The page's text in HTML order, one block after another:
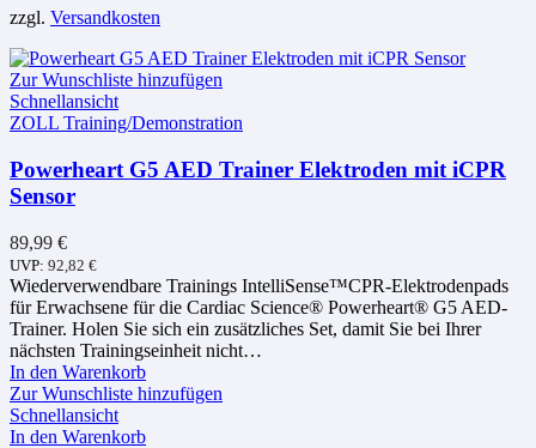
zzgl. Versandkosten
Zur Wunschliste hinzufügen
Schnellansicht
ZOLL Training/Demonstration
Powerheart G5 AED Trainer Elektroden mit iCPR
Sensor
89,99 €
UVP: 92,82 €
Wiederverwendbare Trainings IntelliSense™CPR-Elektrodenpads
für Erwachsene für die Cardiac Science® Powerheart® G5 AED-
Trainer. Holen Sie sich ein zusätzliches Set, damit Sie bei Ihrer
nächsten Trainingseinheit nicht…
In den Warenkorb
Zur Wunschliste hinzufügen
Schnellansicht
In den Warenkorb